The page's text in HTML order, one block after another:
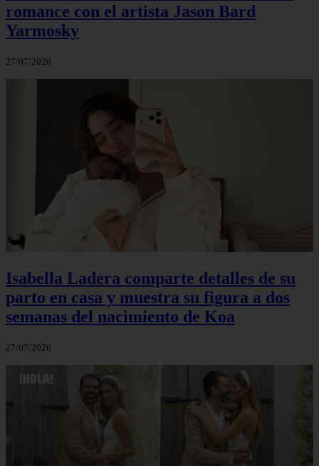
romance con el artista Jason Bard
Yarmosky
27/07/2026
Isabella Ladera comparte detalles de su
parto en casa y muestra su figura a dos
semanas del nacimiento de Koa
27/07/2026